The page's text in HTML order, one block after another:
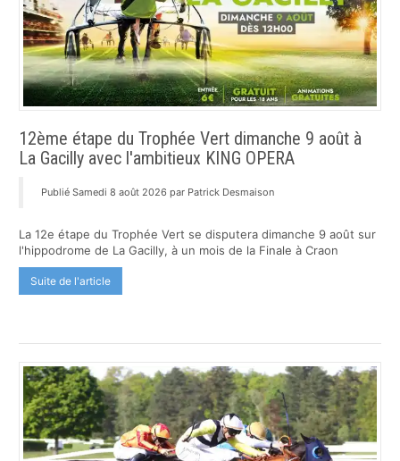
12ème étape du Trophée Vert dimanche 9 août à
La Gacilly avec l'ambitieux KING OPERA
Publié Samedi 8 août 2026 par Patrick Desmaison
La 12e étape du Trophée Vert se disputera dimanche 9 août sur
l'hippodrome de La Gacilly, à un mois de la Finale à Craon
Suite de l'article